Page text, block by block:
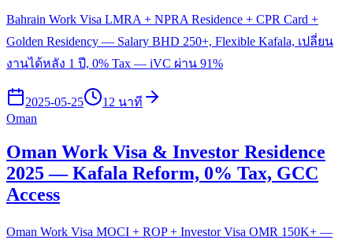
Bahrain Work Visa LMRA + NPRA Residence + CPR Card +
Golden Residency — Salary BHD 250+, Flexible Kafala, เปลี่ยน
งานได้หลัง 1 ปี, 0% Tax — iVC ผ่าน 91%
2025-05-25
12 นาที
Oman
Oman Work Visa & Investor Residence
2025 — Kafala Reform, 0% Tax, GCC
Access
Oman Work Visa MOCI + ROP + Investor Visa OMR 150K+ —